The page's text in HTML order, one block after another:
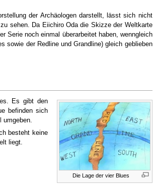
der Archäologen darstellt, lässt sich nicht
sehen. Da Eiichiro Oda die Skizze der Weltkarte
Serie noch einmal überarbeitet haben, wenngleich
sowie der Redline und Grandline) gleich geblieben
Die Lage der vier Blues
Es gibt den
befinden sich
besteht keine
liegt.